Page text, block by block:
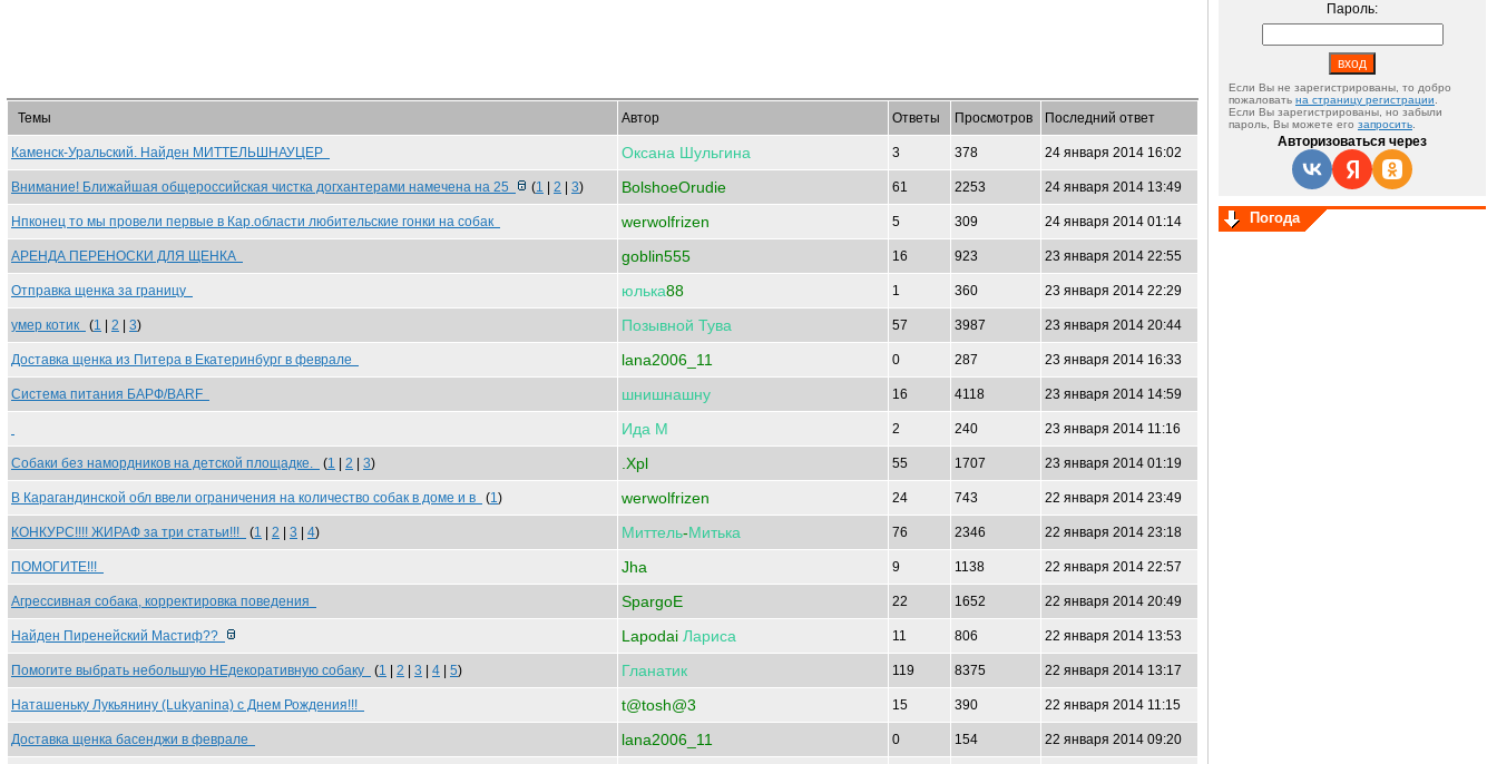
Темы Автор Ответы Просмотров Последний ответ
Каменск-Уральский. Найден МИТТЕЛЬШНАУЦЕР Оксана Шульгина 3 378 24 января 2014 16:02
Внимание! Ближайшая общероссийская чистка догхантерами намечена на 25 (1 2 3) BolshoeOrudie 61 2253 24 января 2014 13:49
Нпконец то мы провели первые в Кар.области любительские гонки на собак werwolfrizen 5 309 24 января 2014 01:14
АРЕНДА ПЕРЕНОСКИ ДЛЯ ЩЕНКА goblin555 16 923 23 января 2014 22:55
Отправка щенка за границу юлька88 1 360 23 января 2014 22:29
умер котик (1 2 3) Позывной Тува 57 3987 23 января 2014 20:44
Доставка щенка из Питера в Екатеринбург в феврале lana2006_11 0 287 23 января 2014 16:33
Система питания БАРФ/BARF шнишнашну 16 4118 23 января 2014 14:59
Ида М 2 240 23 января 2014 11:16
Собаки без намордников на детской площадке. (1 2 3) .Xpl 55 1707 23 января 2014 01:19
В Карагандинской обл ввели ограничения на количество собак в доме и в (1) werwolfrizen 24 743 22 января 2014 23:49
КОНКУРС!!!! ЖИРАФ за три статьи!!! (1 2 3 4) Миттель-Митька 76 2346 22 января 2014 23:18
ПОМОГИТЕ!!! Jha 9 1138 22 января 2014 22:57
Агрессивная собака, корректировка поведения SpargoE 22 1652 22 января 2014 20:49
Найден Пиренейский Мастиф?? Lapodai Лариса 11 806 22 января 2014 13:53
Помогите выбрать небольшую НЕдекоративную собаку (1 2 3 4 5) Гланатик 119 8375 22 января 2014 13:17
Наташеньку Лукьянину (Lukyanina) с Днем Рождения!!! t@tosh@3 15 390 22 января 2014 11:15
Доставка щенка басенджи в феврале lana2006_11 0 154 22 января 2014 09:20
Пароль:
Если Вы не зарегистрированы, то добро
пожаловать на страницу регистрации
Если Вы зарегистрированы, но забыли
пароль, Вы можете его запросить
Авторизоваться через
Погода